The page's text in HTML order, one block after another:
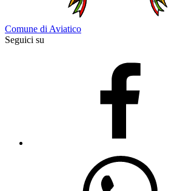
Comune di Aviatico
Seguici su